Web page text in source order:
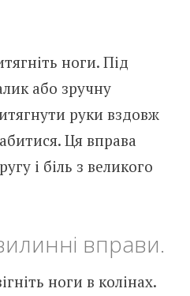
ноги. Під
або зручну
руки вздовж
Ця вправа
і біль з великого
вправи.
ноги в колінах.